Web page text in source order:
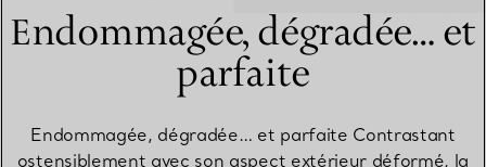
Endommagée, dégradée… et
parfaite
Endommagée, dégradée… et parfaite Contrastant
ostensiblement avec son aspect extérieur déformé, la